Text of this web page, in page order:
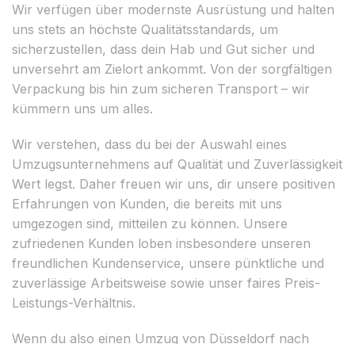
Wir verfügen über modernste Ausrüstung und halten
uns stets an höchste Qualitätsstandards, um
sicherzustellen, dass dein Hab und Gut sicher und
unversehrt am Zielort ankommt. Von der sorgfältigen
Verpackung bis hin zum sicheren Transport – wir
kümmern uns um alles.
Wir verstehen, dass du bei der Auswahl eines
Umzugsunternehmens auf Qualität und Zuverlässigkeit
Wert legst. Daher freuen wir uns, dir unsere positiven
Erfahrungen von Kunden, die bereits mit uns
umgezogen sind, mitteilen zu können. Unsere
zufriedenen Kunden loben insbesondere unseren
freundlichen Kundenservice, unsere pünktliche und
zuverlässige Arbeitsweise sowie unser faires Preis-
Leistungs-Verhältnis.
Wenn du also einen Umzug von Düsseldorf nach